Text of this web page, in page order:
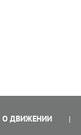
О ДВИЖЕНИИ